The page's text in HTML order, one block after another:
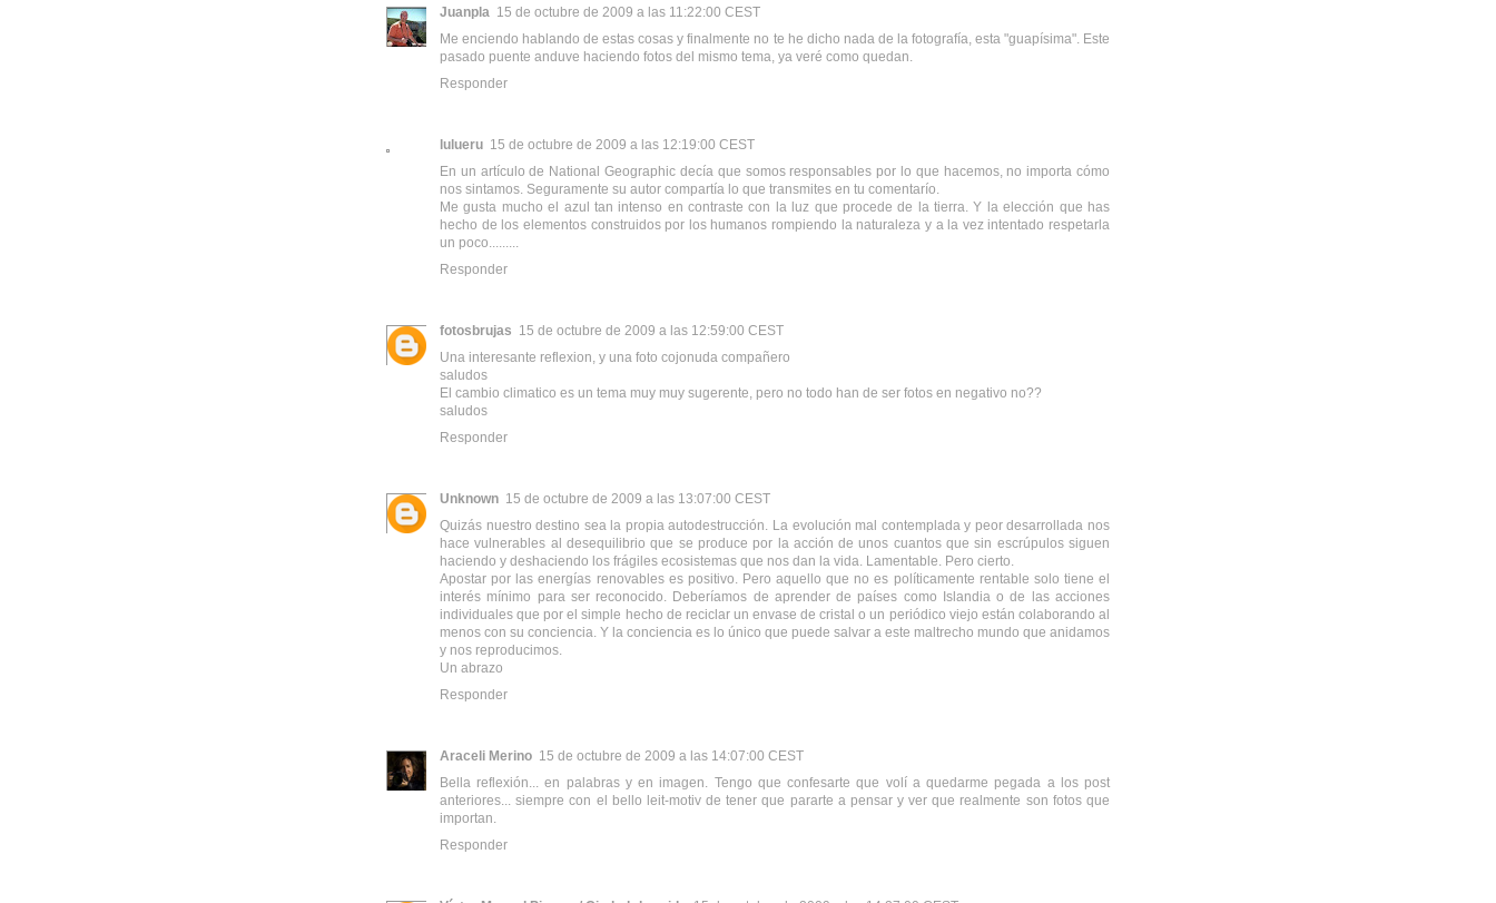
Juanpla 15 de octubre de 2009 a las 11:22:00 CEST
Me enciendo hablando de estas cosas y finalmente no te he dicho nada de la fotografía, esta "guapísima". Este
pasado puente anduve haciendo fotos del mismo tema, ya veré como quedan.
Responder
lulueru 15 de octubre de 2009 a las 12:19:00 CEST
En un artículo de National Geographic decía que somos responsables por lo que hacemos, no importa cómo
nos sintamos. Seguramente su autor compartía lo que transmites en tu comentarío.
Me gusta mucho el azul tan intenso en contraste con la luz que procede de la tierra. Y la elección que has
hecho de los elementos construidos por los humanos rompiendo la naturaleza y a la vez intentado respetarla
un poco.........
Responder
fotosbrujas 15 de octubre de 2009 a las 12:59:00 CEST
Una interesante reflexion, y una foto cojonuda compañero
saludos
El cambio climatico es un tema muy muy sugerente, pero no todo han de ser fotos en negativo no??
saludos
Responder
Unknown 15 de octubre de 2009 a las 13:07:00 CEST
Quizás nuestro destino sea la propia autodestrucción. La evolución mal contemplada y peor desarrollada nos
hace vulnerables al desequilibrio que se produce por la acción de unos cuantos que sin escrúpulos siguen
haciendo y deshaciendo los frágiles ecosistemas que nos dan la vida. Lamentable. Pero cierto.
Apostar por las energías renovables es positivo. Pero aquello que no es políticamente rentable solo tiene el
interés mínimo para ser reconocido. Deberíamos de aprender de países como Islandia o de las acciones
individuales que por el simple hecho de reciclar un envase de cristal o un periódico viejo están colaborando al
menos con su conciencia. Y la conciencia es lo único que puede salvar a este maltrecho mundo que anidamos
y nos reproducimos.
Un abrazo
Responder
Araceli Merino 15 de octubre de 2009 a las 14:07:00 CEST
Bella reflexión... en palabras y en imagen. Tengo que confesarte que volí a quedarme pegada a los post
anteriores... siempre con el bello leit-motiv de tener que pararte a pensar y ver que realmente son fotos que
importan.
Responder